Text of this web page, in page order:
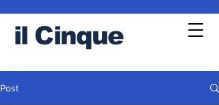
il Cinque
Post